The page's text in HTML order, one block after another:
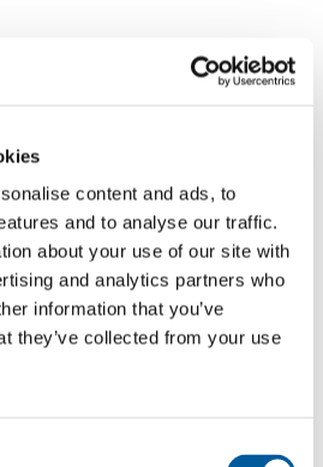
content and ads, to
and to analyse our traffic.
about your use of our site with
and analytics partners who
information that you’ve
they’ve collected from your use
jestli náhodou není možné vidět
v Napajedlích. Byli jsme se
ale nemají vzorníky se všemi